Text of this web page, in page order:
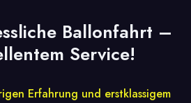
Ballonfahrt –
Service!
Erfahrung und erstklassigem